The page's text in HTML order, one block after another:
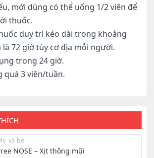
mới dùng có thể uống 1/2 viên để
thuốc.
duy trì kéo dài trong khoảng
72 giờ tùy cơ địa mỗi người.
trong 24 giờ.
quá 3 viên/tuần.
và bé
NOSE – Xịt thông mũi